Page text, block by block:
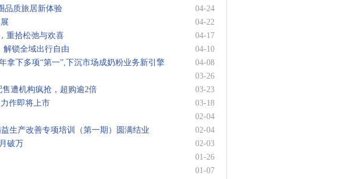
品质旅居新体验
04-24
04-22
重拾松弛与欢喜
04-17
解锁全域出行自由
04-10
拿下多项“第一”,下沉市场成奶粉业务新引擎
04-08
03-26
遭机构疯抢，超购逾2倍
03-23
作即将上市
03-18
02-04
生产改善专项培训（第一期）圆满结业
02-04
破万
02-03
01-26
01-07